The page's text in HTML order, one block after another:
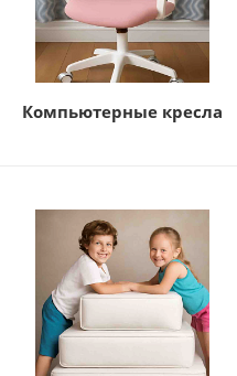
Компьютерные кресла